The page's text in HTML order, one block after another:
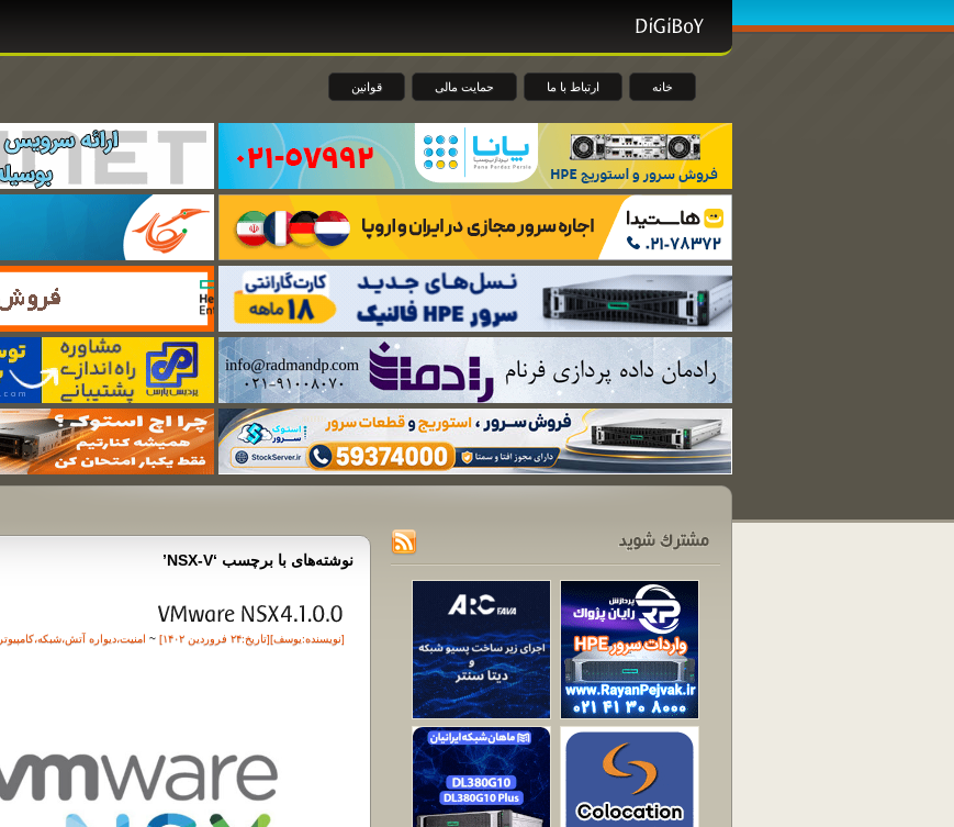
خانه ارتباط با ما حمایت مالی قوانین
نوشته‌های با برچسب ‘NSX-V’
[نویسنده:یوسف][تاريخ:۲۴ فروردین ۱۴۰۲] ~ امنیت،دیواره آتش،شبکه،کامپیوتر